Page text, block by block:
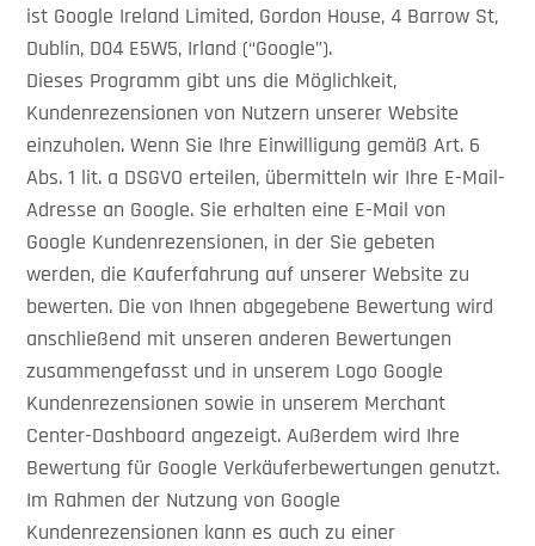
ist Google Ireland Limited, Gordon House, 4 Barrow St,
Dublin, D04 E5W5, Irland (“Google”).
Dieses Programm gibt uns die Möglichkeit,
Kundenrezensionen von Nutzern unserer Website
einzuholen. Wenn Sie Ihre Einwilligung gemäß Art. 6
Abs. 1 lit. a DSGVO erteilen, übermitteln wir Ihre E-Mail-
Adresse an Google. Sie erhalten eine E-Mail von
Google Kundenrezensionen, in der Sie gebeten
werden, die Kauferfahrung auf unserer Website zu
bewerten. Die von Ihnen abgegebene Bewertung wird
anschließend mit unseren anderen Bewertungen
zusammengefasst und in unserem Logo Google
Kundenrezensionen sowie in unserem Merchant
Center-Dashboard angezeigt. Außerdem wird Ihre
Bewertung für Google Verkäuferbewertungen genutzt.
Im Rahmen der Nutzung von Google
Kundenrezensionen kann es auch zu einer